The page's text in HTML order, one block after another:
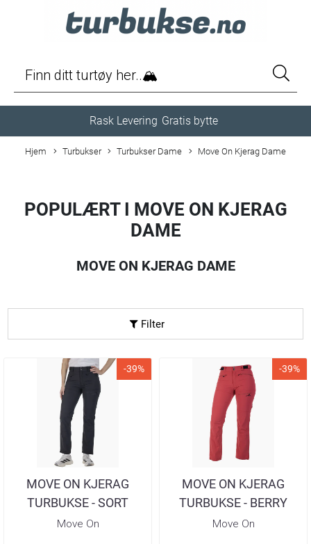
Rask Levering Gratis bytte
Hjem Turbukser Turbukser Dame Move On Kjerag Dame
POPULÆRT I MOVE ON KJERAG
DAME
MOVE ON KJERAG DAME
Filter
-39%
MOVE ON KJERAG
TURBUKSE - SORT
DAME
Move On
-39%
MOVE ON KJERAG
TURBUKSE - BERRY
DAME
Move On